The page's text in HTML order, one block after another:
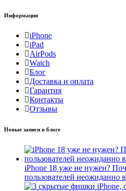
Информация
iPhone
iPad
AirPods
Watch
Блог
Доставка и оплата
Гарантия
Контакты
Отзывы
Новые записи в блоге
iPhone 18 уже не нужен?
пользователей неожиданно